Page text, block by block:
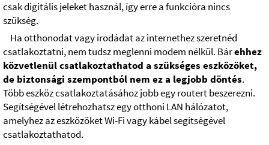
csak digitális jeleket használ, így erre a funkcióra nincs
szükség.
Ha otthonodat vagy irodádat az internethez szeretnéd
csatlakoztatni, nem tudsz meglenni modem nélkül. Bárehhez
közvetlenül csatlakoztathatod a szükséges eszközöket,
de biztonsági szempontból nem ez a legjobb döntés.
Több eszköz csatlakoztatásához jobb egy routert beszerezni.
Segítségével létrehozhatsz egy otthoni LAN hálózatot,
amelyhez az eszközöket Wi-Fi vagy kábel segítségével
csatlakoztathatod.